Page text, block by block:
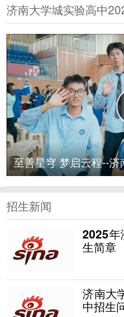
济南大学城实验高中
典礼
至善星穹 梦启云程--
招生新闻
2025年
生简章
济南大
中招生